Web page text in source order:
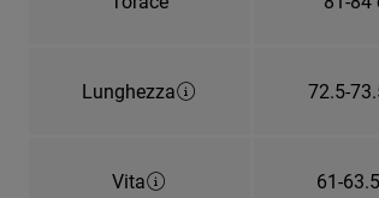
Lunghezza 72.5-
Vita 61-